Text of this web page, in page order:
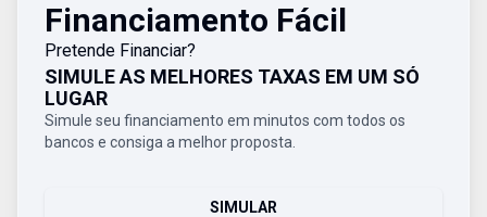
Financiamento Fácil
Pretende Financiar?
SIMULE AS MELHORES TAXAS EM UM SÓ
LUGAR
Simule seu financiamento em minutos com todos os
bancos e consiga a melhor proposta.
SIMULAR